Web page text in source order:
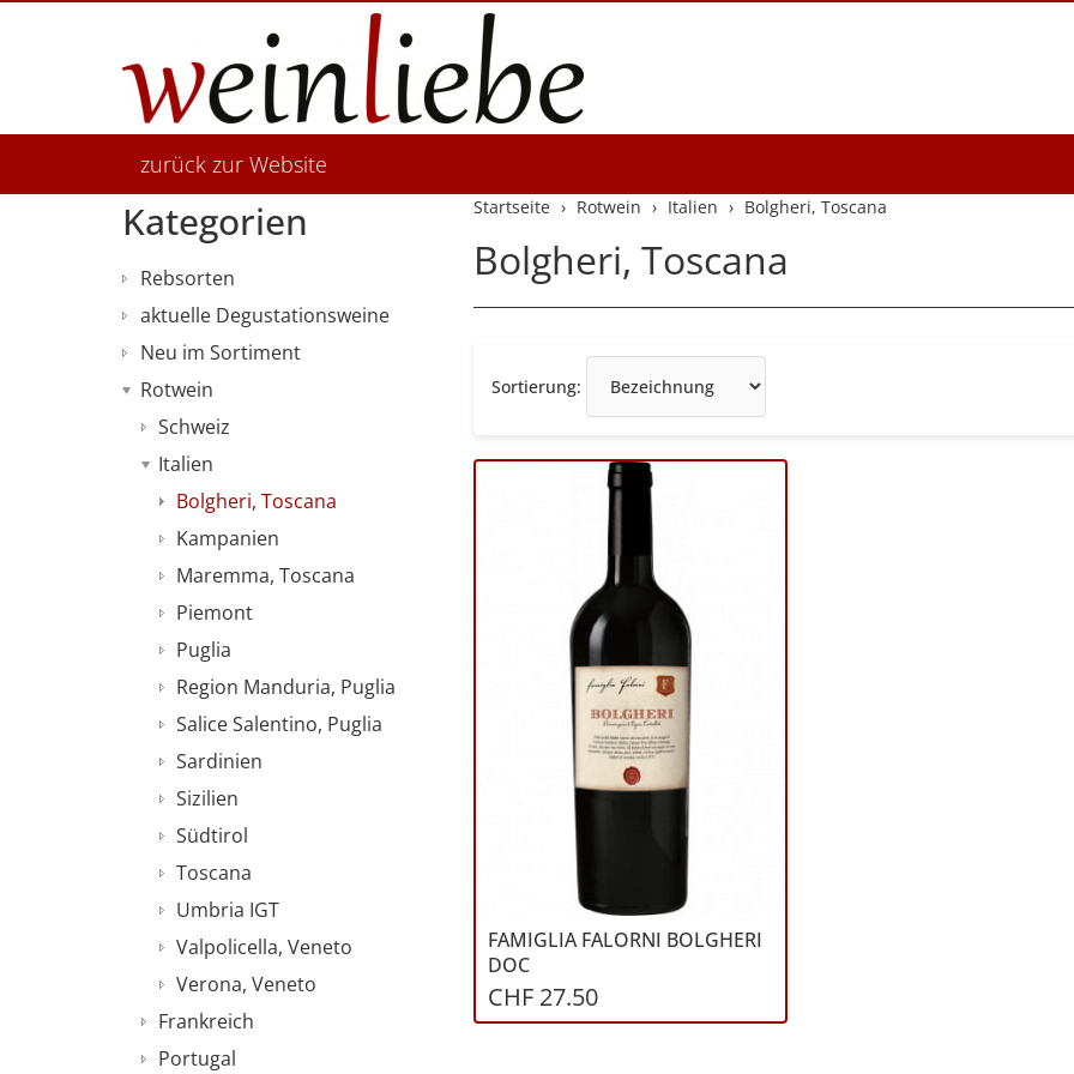
zurück zur Website
Startseite Rotwein Italien Bolgheri, Toscana
Bolgheri, Toscana
Sortierung:
FAMIGLIA FALORNI BOLGHERI
DOC
CHF 27.50
Kategorien
Rebsorten
aktuelle Degustationsweine
Neu im Sortiment
Rotwein
Schweiz
Italien
Bolgheri, Toscana
Kampanien
Maremma, Toscana
Piemont
Puglia
Region Manduria, Puglia
Salice Salentino, Puglia
Sardinien
Sizilien
Südtirol
Toscana
Umbria IGT
Valpolicella, Veneto
Verona, Veneto
Frankreich
Portugal